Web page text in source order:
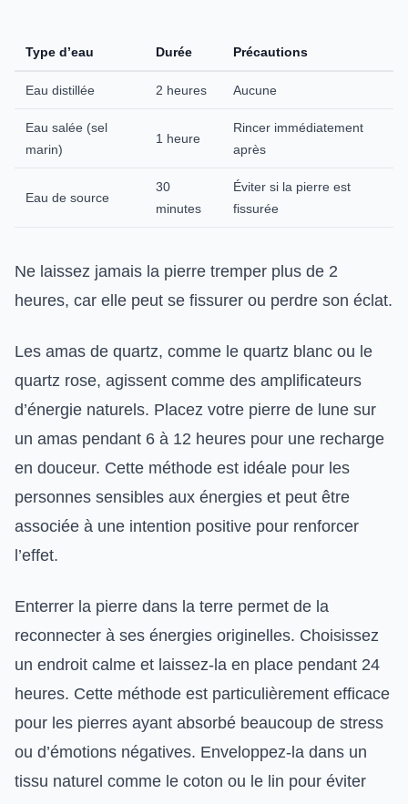
Type d’eau Durée Précautions
Eau distillée 2 heures Aucune
Eau salée (sel
marin)
1 heure
Rincer immédiatement
après
Eau de source
30
minutes
Éviter si la pierre est
fissurée
Ne laissez jamais la pierre tremper plus de 2
heures, car elle peut se fissurer ou perdre son éclat.
Les amas de quartz, comme le quartz blanc ou le
quartz rose, agissent comme des amplificateurs
d’énergie naturels. Placez votre pierre de lune sur
un amas pendant 6 à 12 heures pour une recharge
en douceur. Cette méthode est idéale pour les
personnes sensibles aux énergies et peut être
associée à une intention positive pour renforcer
l’effet.
Enterrer la pierre dans la terre permet de la
reconnecter à ses énergies originelles. Choisissez
un endroit calme et laissez-la en place pendant 24
heures. Cette méthode est particulièrement efficace
pour les pierres ayant absorbé beaucoup de stress
ou d’émotions négatives. Enveloppez-la dans un
tissu naturel comme le coton ou le lin pour éviter